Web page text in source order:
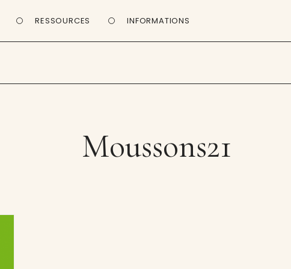
RESSOURCES INFORMATIONS
Moussons21